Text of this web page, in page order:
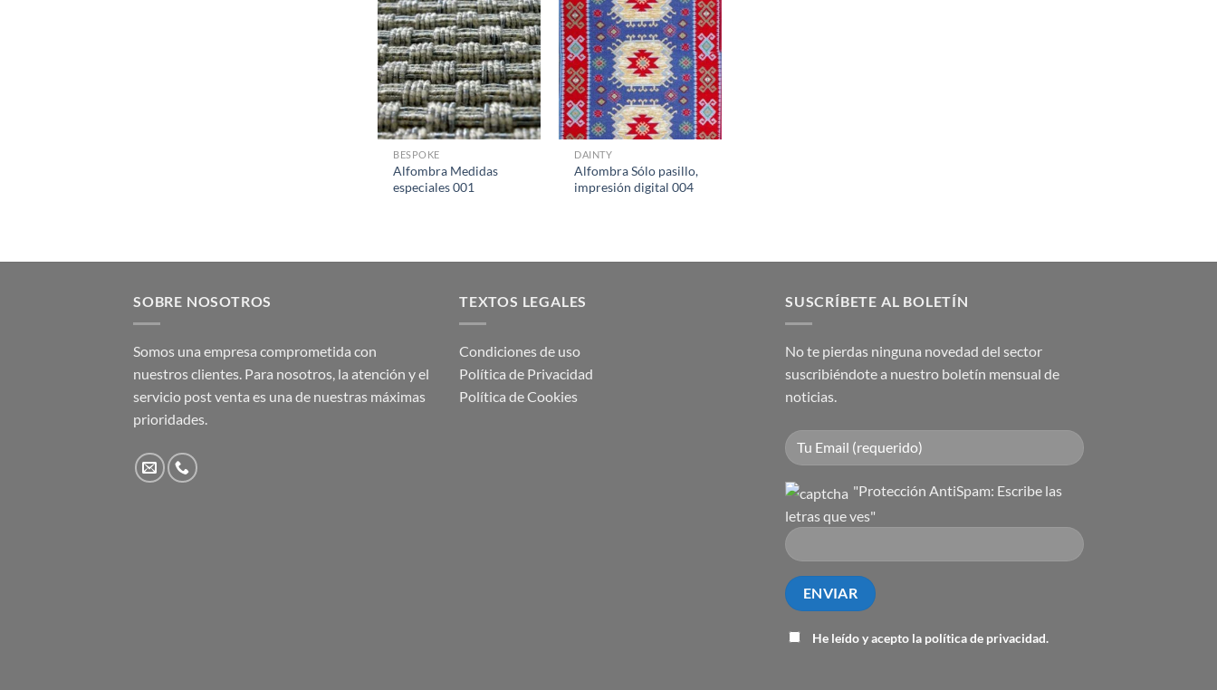
BESPOKE
Alfombra Medidas
especiales 001
DAINTY
Alfombra Sólo pasillo,
impresión digital 004
SOBRE NOSOTROS
Somos una empresa comprometida con
nuestros clientes. Para nosotros, la atención y el
servicio post venta es una de nuestras máximas
prioridades.
TEXTOS LEGALES
Condiciones de uso
Política de Privacidad
Política de Cookies
SUSCRÍBETE AL BOLETÍN
No te pierdas ninguna novedad del sector
suscribiéndote a nuestro boletín mensual de
noticias.
"Protección AntiSpam: Escribe las
letras que ves"
He leído y acepto la política de privacidad.